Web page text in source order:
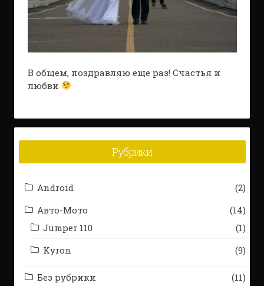
В общем, поздравляю еще раз! Счастья и
любви
Рубрики
Android
(2)
Авто-Мото
(14)
Jumper 110
(1)
Kyron
(9)
Без рубрики
(11)